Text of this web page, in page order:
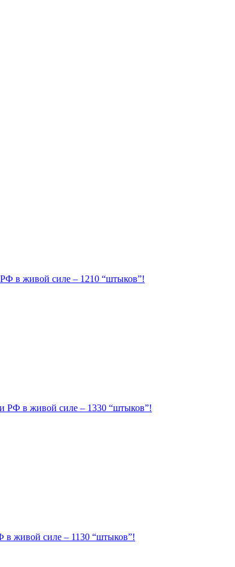
в живой силе – 1210 “штыков”!
РФ в живой силе – 1330 “штыков”!
в живой силе – 1130 “штыков”!